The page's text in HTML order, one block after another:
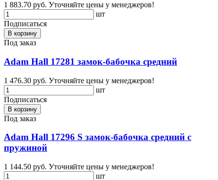
1 883.70 руб. Уточняйте цены у менеджеров!
шт
Подписаться
В корзину
Под заказ
Adam Hall 17281 замок-бабочка средний
1 476.30 руб. Уточняйте цены у менеджеров!
шт
Подписаться
В корзину
Под заказ
Adam Hall 17296 S замок-бабочка средний с
пружиной
1 144.50 руб. Уточняйте цены у менеджеров!
шт